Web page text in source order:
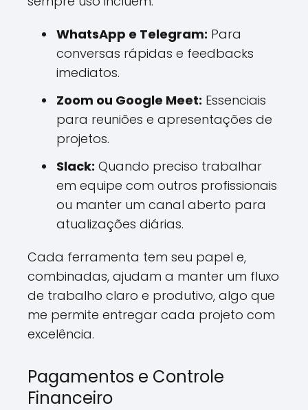
WhatsApp e Telegram: Para
conversas rápidas e feedbacks
imediatos.
Zoom ou Google Meet: Essenciais
para reuniões e apresentações de
projetos.
Slack: Quando preciso trabalhar
em equipe com outros profissionais
ou manter um canal aberto para
atualizações diárias.
Cada ferramenta tem seu papel e,
combinadas, ajudam a manter um fluxo
de trabalho claro e produtivo, algo que
me permite entregar cada projeto com
excelência.
Pagamentos e Controle
Financeiro